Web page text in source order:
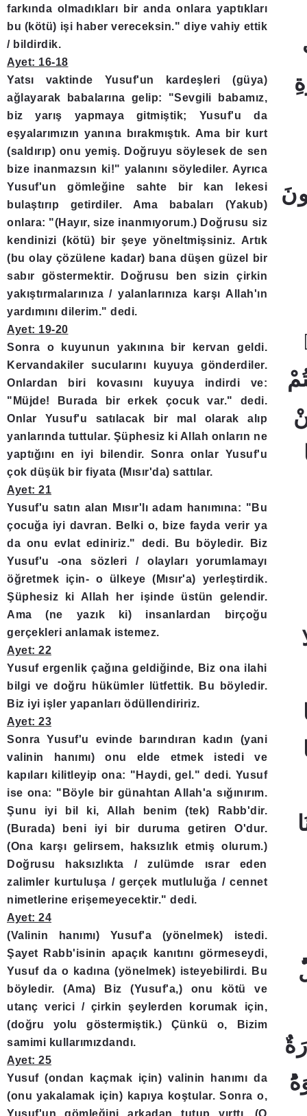
farkında olmadıkları bir anda onlara yaptıkları
bu (kötü) işi haber vereceksin." diye vahiy ettik
/ bildirdik.
Ayet: 16-18
Yatsı vaktinde Yusuf'un kardeşleri (güya)
ağlayarak babalarına gelip: "Sevgili babamız,
biz yarış yapmaya gitmiştik; Yusuf'u da
eşyalarımızın yanına bırakmıştık. Ama bir kurt
(saldırıp) onu yemiş. Doğruyu söylesek de sen
bize inanmazsın ki!" yalanını söylediler. Ayrıca
Yusuf'un gömleğine sahte bir kan lekesi
bulaştırıp getirdiler. Ama babaları (Yakub)
onlara: "(Hayır, size inanmıyorum.) Doğrusu siz
kendinizi (kötü) bir şeye yöneltmişsiniz. Artık
(bu olay çözülene kadar) bana düşen güzel bir
sabır göstermektir. Doğrusu ben sizin çirkin
yakıştırmalarınıza / yalanlarınıza karşı Allah'ın
yardımını dilerim." dedi.
Ayet: 19-20
Sonra o kuyunun yakınına bir kervan geldi.
Kervandakiler sucularını kuyuya gönderdiler.
Onlardan biri kovasını kuyuya indirdi ve:
"Müjde! Burada bir erkek çocuk var." dedi.
Onlar Yusuf'u satılacak bir mal olarak alıp
yanlarında tuttular. Şüphesiz ki Allah onların ne
yaptığını en iyi bilendir. Sonra onlar Yusuf'u
çok düşük bir fiyata (Mısır'da) sattılar.
Ayet: 21
Yusuf'u satın alan Mısır'lı adam hanımına: "Bu
çocuğa iyi davran. Belki o, bize fayda verir ya
da onu evlat ediniriz." dedi. Bu böyledir. Biz
Yusuf'u -ona sözleri / olayları yorumlamayı
öğretmek için- o ülkeye (Mısır'a) yerleştirdik.
Şüphesiz ki Allah her işinde üstün gelendir.
Ama (ne yazık ki) insanlardan birçoğu
gerçekleri anlamak istemez.
Ayet: 22
Yusuf ergenlik çağına geldiğinde, Biz ona ilahi
bilgi ve doğru hükümler lütfettik. Bu böyledir.
Biz iyi işler yapanları ödüllendiririz.
Ayet: 23
Sonra Yusuf'u evinde barındıran kadın (yani
valinin hanımı) onu elde etmek istedi ve
kapıları kilitleyip ona: "Haydi, gel." dedi. Yusuf
ise ona: "Böyle bir günahtan Allah'a sığınırım.
Şunu iyi bil ki, Allah benim (tek) Rabb'dir.
(Burada) beni iyi bir duruma getiren O'dur.
(Ona karşı gelirsem, haksızlık etmiş olurum.)
Doğrusu haksızlıkta / zulümde ısrar eden
zalimler kurtuluşa / gerçek mutluluğa / cennet
nimetlerine erişemeyecektir." dedi.
Ayet: 24
(Valinin hanımı) Yusuf'a (yönelmek) istedi.
Şayet Rabb'isinin apaçık kanıtını görmeseydi,
Yusuf da o kadına (yönelmek) isteyebilirdi. Bu
böyledir. (Ama) Biz (Yusuf'a,) onu kötü ve
utanç verici / çirkin şeylerden korumak için,
(doğru yolu göstermiştik.) Çünkü o, Bizim
samimi kullarımızdandı.
Ayet: 25
Yusuf (ondan kaçmak için) valinin hanımı da
(onu yakalamak için) kapıya koştular. Sonra o,
Yusuf'un gömleğini arkadan tutup yırttı. (O